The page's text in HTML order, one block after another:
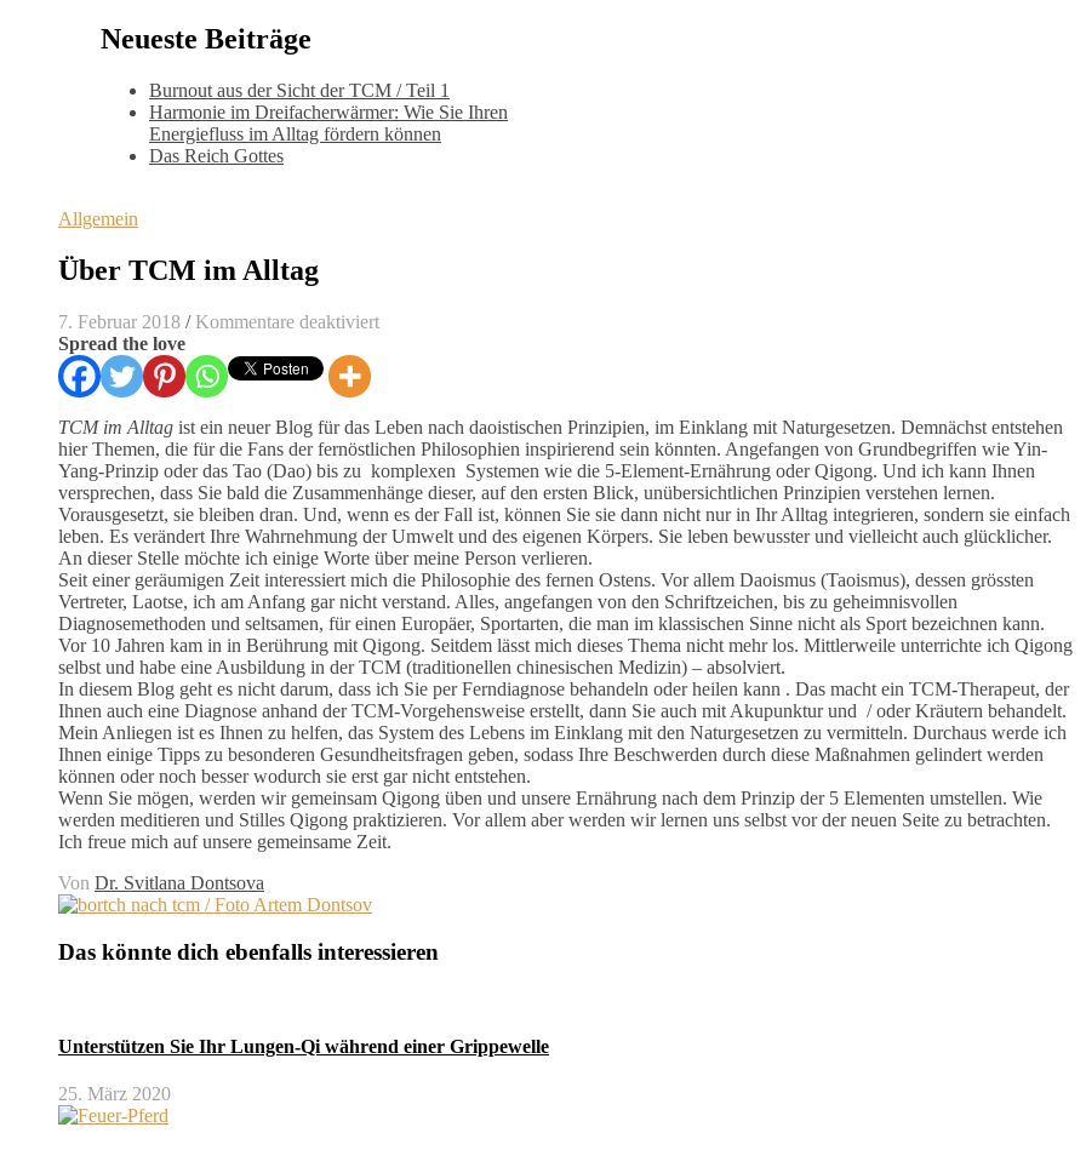
Neueste Beiträge
Burnout aus der Sicht der TCM / Teil 1
Harmonie im Dreifacherwärmer: Wie Sie Ihren
Energiefluss im Alltag fördern können
Das Reich Gottes
Allgemein
Über TCM im Alltag
7. Februar 2018 / Kommentare deaktiviertfür
Spread the love
TCM im Alltag ist ein neuer Blog für das Leben nach daoistischen Prinzipien, im Einklang mit Naturgesetzen. Demnächst entstehen
hier Themen, die für die Fans der fernöstlichen Philosophien inspirierend sein könnten. Angefangen von Grundbegriffen wie Yin-
Yang-Prinzip oder das Tao (Dao) bis zu komplexen Systemen wie die 5-Element-Ernährung oder Qigong. Und ich kann Ihnen
versprechen, dass Sie bald die Zusammenhänge dieser, auf den ersten Blick, unübersichtlichen Prinzipien verstehen lernen.
Vorausgesetzt, sie bleiben dran. Und, wenn es der Fall ist, können Sie sie dann nicht nur in Ihr Alltag integrieren, sondern sie einfach
leben. Es verändert Ihre Wahrnehmung der Umwelt und des eigenen Körpers. Sie leben bewusster und vielleicht auch glücklicher.
An dieser Stelle möchte ich einige Worte über meine Person verlieren.
Seit einer geräumigen Zeit interessiert mich die Philosophie des fernen Ostens. Vor allem Daoismus (Taoismus), dessen grössten
Vertreter, Laotse, ich am Anfang gar nicht verstand. Alles, angefangen von den Schriftzeichen, bis zu geheimnisvollen
Diagnosemethoden und seltsamen, für einen Europäer, Sportarten, die man im klassischen Sinne nicht als Sport bezeichnen kann.
Vor 10 Jahren kam in in Berührung mit Qigong. Seitdem lässt mich dieses Thema nicht mehr los. Mittlerweile unterrichte ich Qigong
selbst und habe eine Ausbildung in der TCM (traditionellen chinesischen Medizin) – absolviert.
In diesem Blog geht es nicht darum, dass ich Sie per Ferndiagnose behandeln oder heilen kann . Das macht ein TCM-Therapeut, der
Ihnen auch eine Diagnose anhand der TCM-Vorgehensweise erstellt, dann Sie auch mit Akupunktur und / oder Kräutern behandelt.
Mein Anliegen ist es Ihnen zu helfen, das System des Lebens im Einklang mit den Naturgesetzen zu vermitteln. Durchaus werde ich
Ihnen einige Tipps zu besonderen Gesundheitsfragen geben, sodass Ihre Beschwerden durch diese Maßnahmen gelindert werden
können oder noch besser wodurch sie erst gar nicht entstehen.
Wenn Sie mögen, werden wir gemeinsam Qigong üben und unsere Ernährung nach dem Prinzip der 5 Elementen umstellen. Wie
werden meditieren und Stilles Qigong praktizieren. Vor allem aber werden wir lernen uns selbst vor der neuen Seite zu betrachten.
Ich freue mich auf unsere gemeinsame Zeit.
Von Dr. Svitlana Dontsova
Das könnte dich ebenfalls interessieren
Unterstützen Sie Ihr Lungen-Qi während einer Grippewelle
25. März 2020